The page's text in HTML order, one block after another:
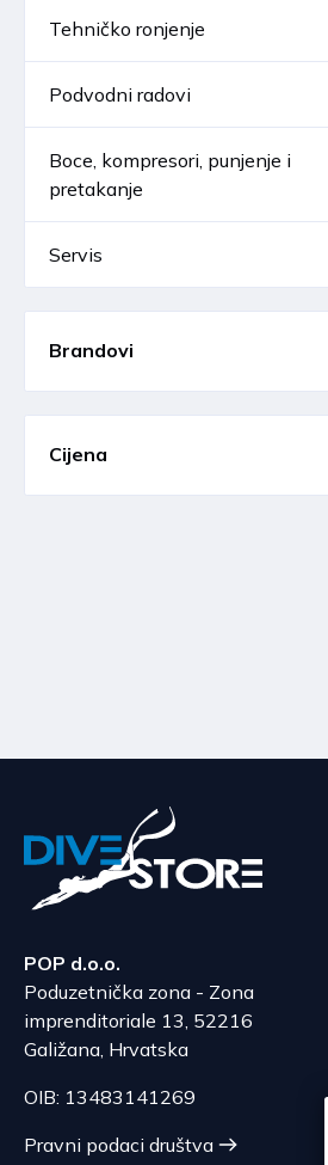
Tehničko ronjenje
Podvodni radovi
Boce, kompresori, punjenje i
pretakanje
Servis
Brandovi
Cijena
POP d.o.o.
Poduzetnička zona - Zona
imprenditoriale 13, 52216
Galižana, Hrvatska
OIB: 13483141269
Pravni podaci društva